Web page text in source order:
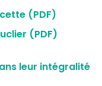
(PDF)
(PDF)
leur intégralité